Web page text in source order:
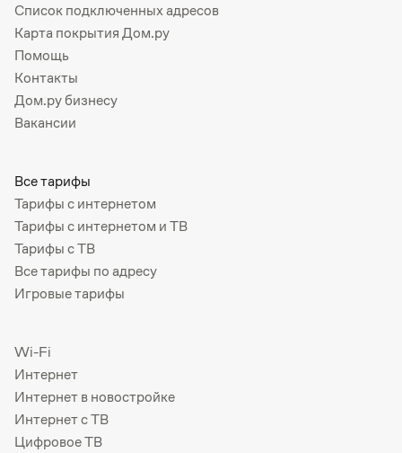
Список подключенных адресов
Карта покрытия Дом.ру
Помощь
Контакты
Дом.ру бизнесу
Вакансии
Все тарифы
Тарифы с интернетом
Тарифы с интернетом и ТВ
Тарифы с ТВ
Все тарифы по адресу
Игровые тарифы
Wi-Fi
Интернет
Интернет в новостройке
Интернет с ТВ
Цифровое ТВ